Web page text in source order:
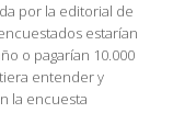
por la editorial de
estarían
o pagarían 10.000
entender y
la encuesta